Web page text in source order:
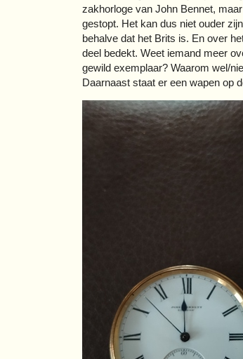
zakhorloge van John Bennet,
gestopt. Het kan dus niet ouder
behalve dat het Brits is. En over
deel bedekt. Weet iemand meer
gewild exemplaar? Waarom wel/
Daarnaast staat er een wapen op